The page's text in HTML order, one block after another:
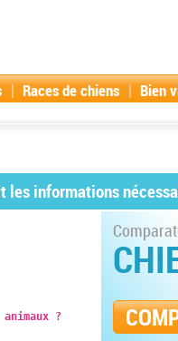
| Races de chiens | Bien
informations
?